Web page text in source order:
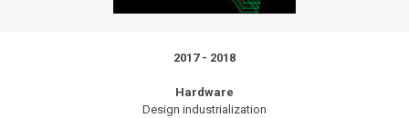
2017 - 2018
Hardware
Design industrialization